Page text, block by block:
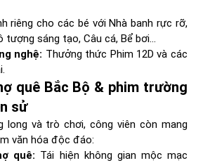
riêng cho các bé với Nhà banh rực rỡ,
tượng sáng tạo, Câu cá, Bể bơi...
nghệ: Thưởng thức Phim 12D và các
quê Bắc Bộ & phim trường
sử
long và trò chơi, công viên còn mang
văn hóa độc đáo:
quê: Tái hiện không gian mộc mạc